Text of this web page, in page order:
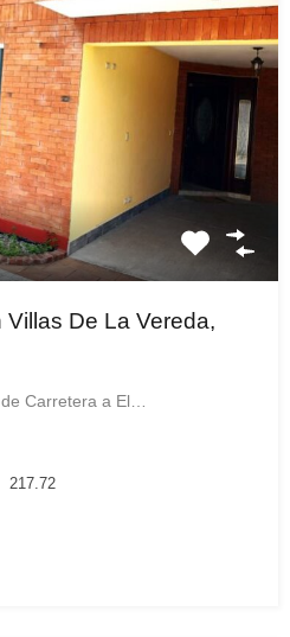
De La Vereda,
Carretera a El…
217.72